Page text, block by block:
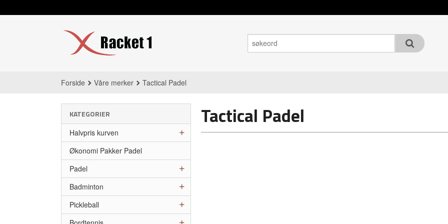
til
Forside Våre merker Tactical Padel
Tactical Padel
KATEGORIER
Halvpris kurven
Økonomi Pakker Padel
Padel
Badminton
Pickleball